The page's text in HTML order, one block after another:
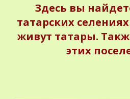
Здесь вы
татарских
живут татары.
этих